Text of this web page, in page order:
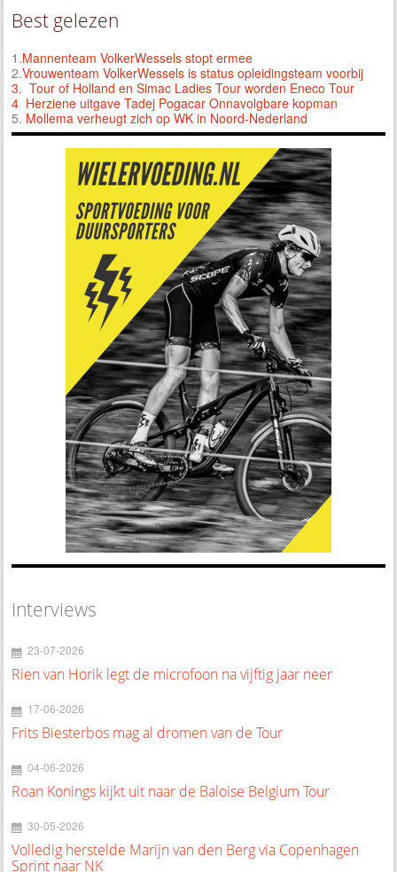
Best gelezen
1.Mannenteam VolkerWessels stopt ermee
2.Vrouwenteam VolkerWessels is status opleidingsteam voorbij
3. Tour of Holland en Simac Ladies Tour worden Eneco Tour
4 Herziene uitgave Tadej Pogacar Onnavolgbare kopman
5. Mollema verheugt zich op WK in Noord-Nederland
Interviews
23-07-2026
Rien van Horik legt de microfoon na vijftig jaar neer
17-06-2026
Frits Biesterbos mag al dromen van de Tour
04-06-2026
Roan Konings kijkt uit naar de Baloise Belgium Tour
30-05-2026
Volledig herstelde Marijn van den Berg via Copenhagen
Sprint naar NK